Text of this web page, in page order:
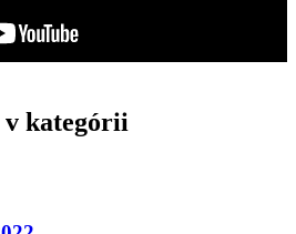
v kategórii